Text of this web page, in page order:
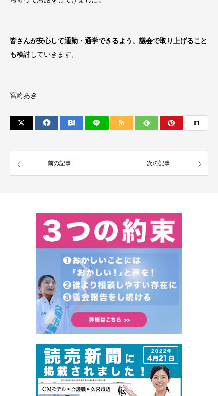
皆さんが安心して通勤・通学できるよう、議会で取り上げること
も検討していきます。
宮崎あき
前の記事 次の記事